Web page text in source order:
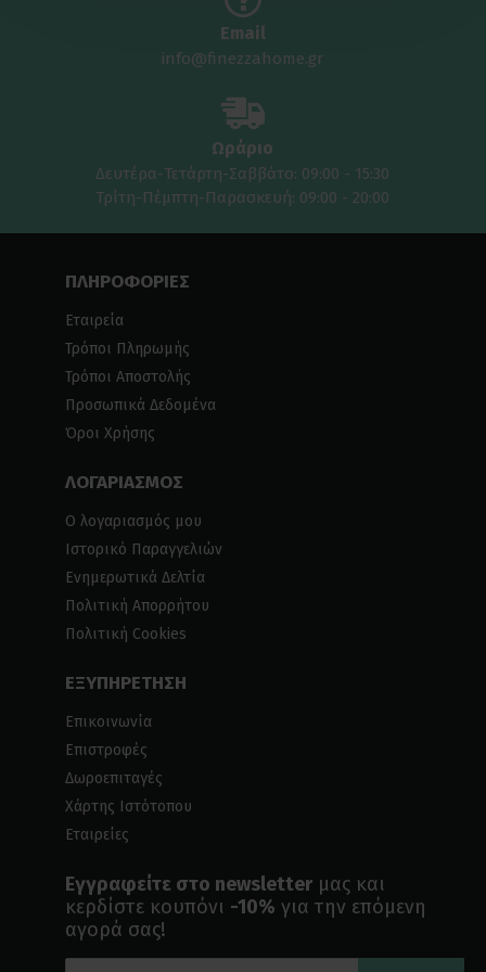
Email
info@finezzahome.gr
Ωράριο
Δευτέρα-Τετάρτη-Σαββάτο: 09:00 - 15:30
Τρίτη-Πέμπτη-Παρασκευή: 09:00 - 20:00
ΠΛΗΡΟΦΟΡΙΕΣ
Εταιρεία
Τρόποι Πληρωμής
Τρόποι Αποστολής
Προσωπικά Δεδομένα
Όροι Χρήσης
ΛΟΓΑΡΙΑΣΜΟΣ
Ο λογαριασμός μου
Ιστορικό Παραγγελιών
Ενημερωτικά Δελτία
Πολιτική Απορρήτου
Πολιτική Cookies
ΕΞΥΠΗΡΕΤΗΣΗ
Επικοινωνία
Επιστροφές
Δωροεπιταγές
Χάρτης Ιστότοπου
Εταιρείες
Εγγραφείτε στο newsletter μας και
κερδίστε κουπόνι -10% για την επόμενη
αγορά σας!